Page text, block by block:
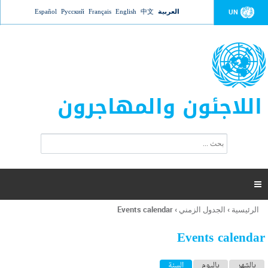
Jump to navigation UN العربية 中文
English
Français
Русский
Español
اللاجئون والمهاجرون
ت
ر
ل
ح
ب

أنت
هنا
الرئيسية › الجدول الزمني ›
Events calendar
Events calendar